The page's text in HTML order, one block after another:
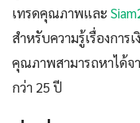
เทรดคุณภาพและ
สำหรับความรู้เรื่องกา
คุณภาพสามารถหาได้จ
กว่า 25 ปี